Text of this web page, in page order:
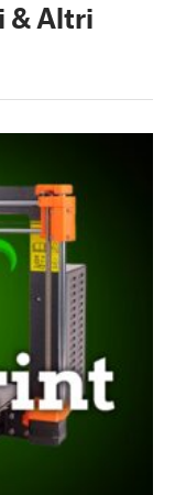
& Altri